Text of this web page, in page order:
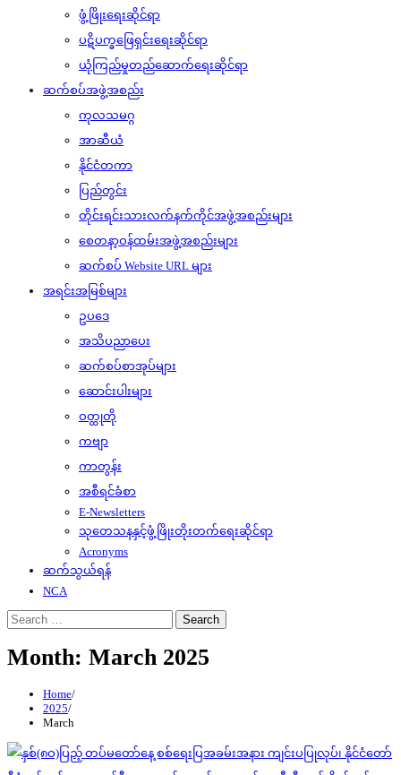
ဖွံ့ဖြိုးရေးဆိုင်ရာ
ပဋိပက္ခဖြေရှင်းရေးဆိုင်ရာ
ယုံကြည်မှုတည်ဆောက်ရေးဆိုင်ရာ
ဆက်စပ်အဖွဲ့အစည်း
ကုလသမဂ္ဂ
အာဆီယံ
နိုင်ငံတကာ
ပြည်တွင်း
တိုင်းရင်းသားလက်နက်ကိုင်အဖွဲ့အစည်းများ
စေတနာ့ဝန်ထမ်းအဖွဲ့အစည်းများ
ဆက်စပ် Website URL များ
အရင်းအမြစ်များ
ဥပဒေ
အသိပညာပေး
ဆက်စပ်စာအုပ်များ
ဆောင်းပါးများ
ဝတ္ထုတို
ကဗျာ
ကာတွန်း
အစီရင်ခံစာ
E-Newsletters
သုတေသနနှင့်ဖွံ့ဖြိုးတိုးတက်ရေးဆိုင်ရာ
Acronyms
ဆက်သွယ်ရန်
NCA
Search
for:
Month: March 2025
Home
2025
March